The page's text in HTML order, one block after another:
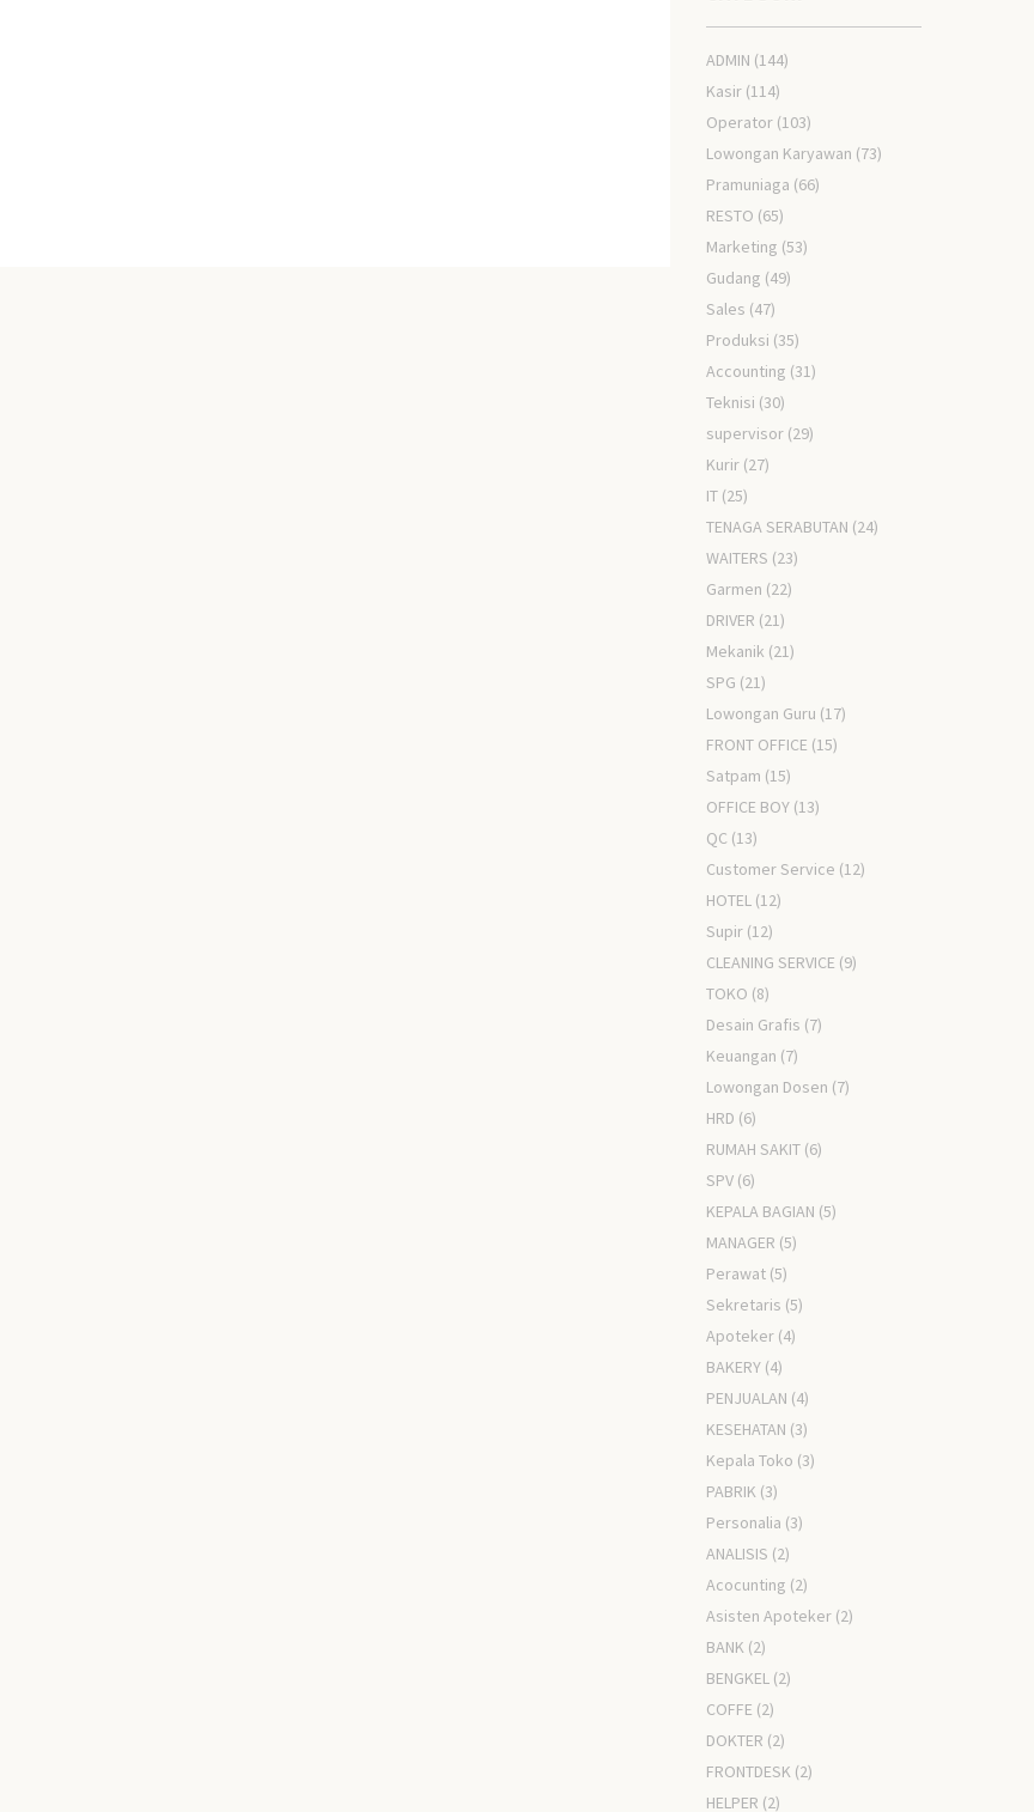
ADMIN (144)
Kasir (114)
Operator (103)
Lowongan Karyawan (73)
Pramuniaga (66)
RESTO (65)
Marketing (53)
Gudang (49)
Sales (47)
Produksi (35)
Accounting (31)
Teknisi (30)
supervisor (29)
Kurir (27)
IT (25)
TENAGA SERABUTAN (24)
WAITERS (23)
Garmen (22)
DRIVER (21)
Mekanik (21)
SPG (21)
Lowongan Guru (17)
FRONT OFFICE (15)
Satpam (15)
OFFICE BOY (13)
QC (13)
Customer Service (12)
HOTEL (12)
Supir (12)
CLEANING SERVICE (9)
TOKO (8)
Desain Grafis (7)
Keuangan (7)
Lowongan Dosen (7)
HRD (6)
RUMAH SAKIT (6)
SPV (6)
KEPALA BAGIAN (5)
MANAGER (5)
Perawat (5)
Sekretaris (5)
Apoteker (4)
BAKERY (4)
PENJUALAN (4)
KESEHATAN (3)
Kepala Toko (3)
PABRIK (3)
Personalia (3)
ANALISIS (2)
Acocunting (2)
Asisten Apoteker (2)
BANK (2)
BENGKEL (2)
COFFE (2)
DOKTER (2)
FRONTDESK (2)
HELPER (2)